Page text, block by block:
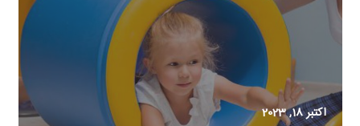
اکتبر 18, 2023